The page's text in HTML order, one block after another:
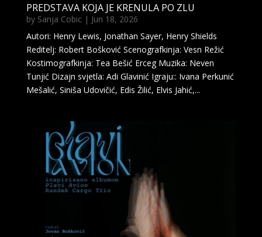
PREDSTAVA KOJA JE KRENULA PO ZLU
by Sanja Cobic| Jun 18, 2026
Autori: Henry Lewis, Jonathan Sayer, Henry Shields
Reditelj: Robert Bošković Scenografkinja: Vesn Režić
Kostimografkinja: Tea Bešić Erceg Muzika: Neven
Tunjić Dizajn svjetla: Adi Glavinić Igraju:: Ivana Perkunić
Mešalić, Siniša Udovičić, Edis Žilić, Elvis Jahić,...